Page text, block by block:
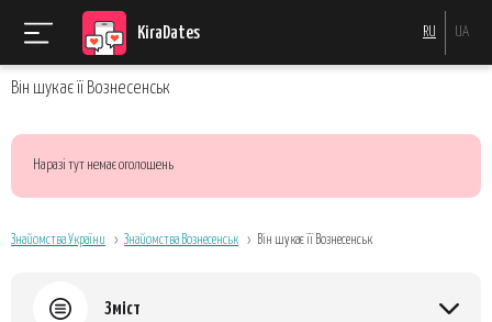
KiraDates RU UA
Він шукає її Вознесенськ
Наразі тут немає оголошень
Знайомства України Знайомства Вознесенськ Він шукає її Вознесенськ
Зміст